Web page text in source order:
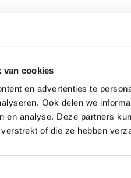
van cookies
en advertenties te
Ook delen we
en analyse. Deze partners
of die ze hebben